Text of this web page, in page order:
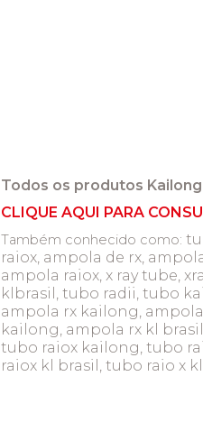
Todos os produtos
CLIQUE AQUI PARA
Também conhecido como:
raiox, ampola de rx,
ampola raiox, x ray tube,
klbrasil, tubo radii, tubo
ampola rx kailong,
kailong, ampola rx kl
tubo raiox kailong, tubo
raiox kl brasil, tubo raio x